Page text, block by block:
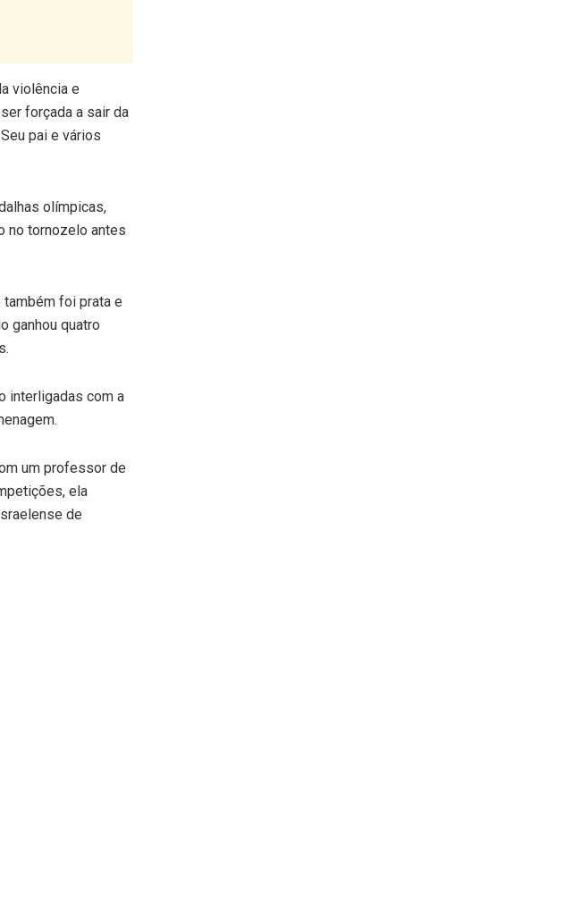
violência e
forçada a sair da
pai e vários
olímpicas,
no tornozelo antes
também foi prata e
ganhou quatro
interligadas com a
um professor de
ela
de